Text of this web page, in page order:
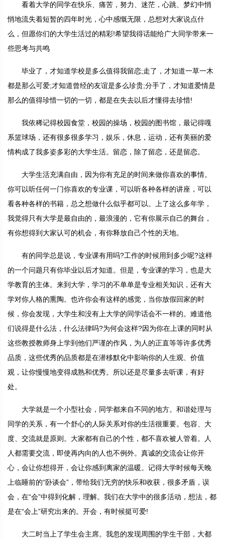
看着大学的同学在快乐、痛苦，努力、迷茫，心跳、梦幻中悄
悄地流失着短暂的四年时光，心中感慨无限，总想对大家说点什
么，但愿你们的大学生活过的精彩!希望我得话能给广大同学带来一
些思考与共鸣
毕业了，才知道学校是多么值得我留恋;走了，才知道一草一木
都是那么可爱;才知道曾经的友谊是多么珍贵;分手了，才知道爱情是
那么的值得珍惜一切的一切，都是在失去以后才懂得去珍惜!
我依稀记得校园食堂，校园的操场，校园的图书馆，最记得嘎
系篮球场，还有很多很多学习，娱乐，休息，运动，还有美丽的爱
情构成了我多姿多彩的大学生活。留恋，除了留恋，还是留恋。
大学生活充满自由，因为你有充足的时间来做你喜欢的事情。
你可以听任何一门你喜欢的专业课，可以听各种各样的讲座，可以
看各种各样的书籍，总之想做什么似乎都可以。上了这么多年学，
我觉得只有大学是最自由的，最浪漫的，它有你展示自己的舞台，
有你想得到大家认可的机会，有你释放自己个性的天地。
有的同学总是说，专业课有用吗?工作的时候用到多少呢?这样
的一个问题只有你毕业以后才知道。但是，专业课的学习，也是大
学教育的主体。来到大学，学习的不单单是专业相关知识，还有大
学对你人格的熏陶。也许你会有这样的感觉，当你放假回家的时
候，你会发现，大学生和没有上大学的同学话会不一样的。难道他
们说得是什么法，什么法律吗?为何会这样?因为你在上课的同时从
这些教授教师身上学到他们严谨的作风，为人的正直等等许多优秀
品质，这些优秀的品质都是在潜移默化中影响你的人生观、价值
观，让你慢慢地变得成熟和优秀。所以还是尽量多去听课，有好
处。
大学就是一个小型社会，同学都来自不同的地方。和谐处理与
同学的关系，有一个舒心的人际关系对你的生活很重要。包容、大
度、交流就是原则。大家都有自己的个性，都不喜欢被人管着。人
人都需要交流，即使再内向的人也不例外。真诚的交流会让你开
心，会让你想得开，会让你感到离家的温暖。记得大学时候每天晚
上临睡前的“卧谈会”，带给我们无穷的快乐和收获，很多矛盾，误
会，在“会”中得到化解，理解。我们在大学中的很多活动，想法，都
是在“会上”研究出来的。开会，有时候挺可爱!
大二时当上了学生会主席。我忽的发现周围的学生干部，大都